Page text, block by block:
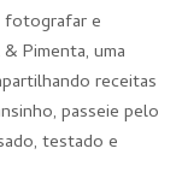
fotografar e
Pimenta, uma
receitas
passeie pelo
testado e